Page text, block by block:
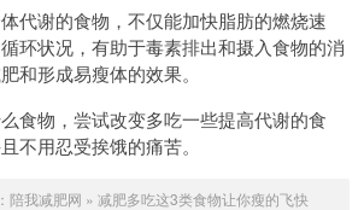
代谢的食物，不仅能加快脂肪的燃烧速
环状况，有助于毒素排出和摄入食物的消
和形成易瘦体的效果。
食物，尝试改变多吃一些提高代谢的食
不用忍受挨饿的痛苦。
陪我减肥网 » 减肥多吃这3类食物让你瘦的飞快